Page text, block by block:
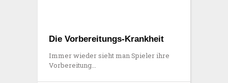
Die Vorbereitungs-Krankheit
Immer wieder sieht man Spieler ihre
Vorbereitung